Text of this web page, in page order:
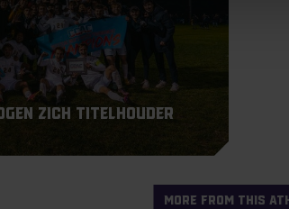
zich titelhouder
MORE FROM THIS